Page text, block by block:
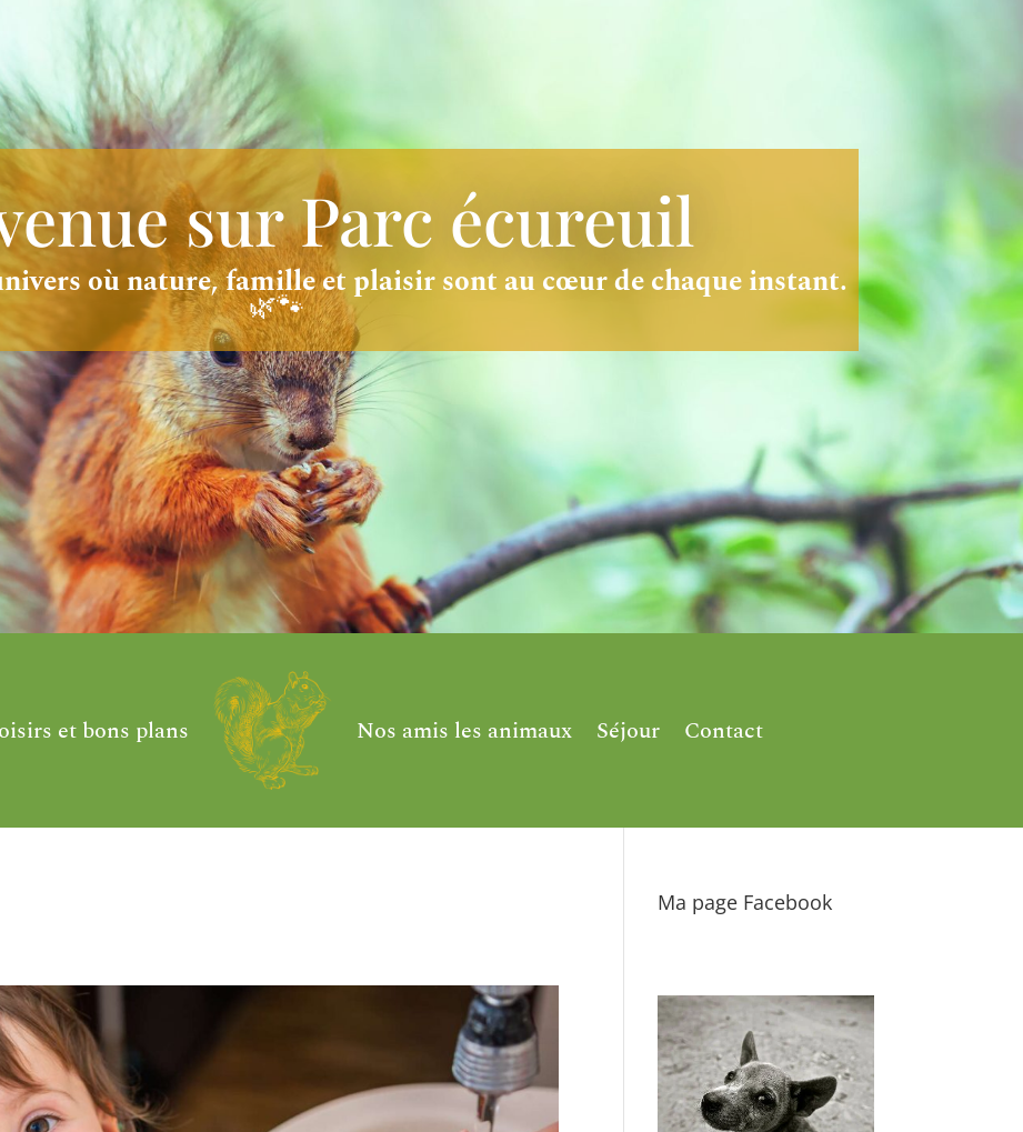
sur Parc écureuil
où nature, famille et plaisir sont au cœur de chaque instant.
🌿🐾
et bons plans Nos amis les animaux Séjour Contact
Ma page Facebook